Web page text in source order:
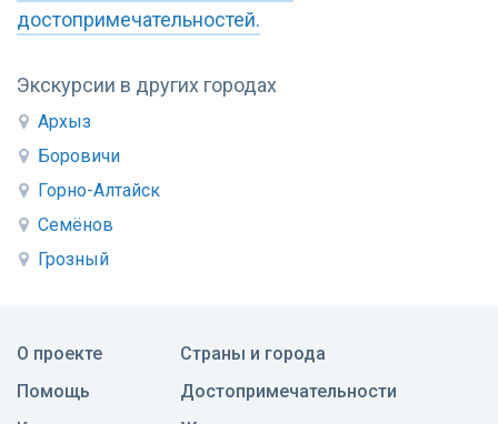
Экскурсии в других городах
Архыз
Боровичи
Горно-Алтайск
Семёнов
Грозный
достопримечательностей.
О проекте
Помощь
Страны и города
Достопримечательности